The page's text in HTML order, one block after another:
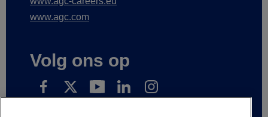
www.agc.com
Volg ons op